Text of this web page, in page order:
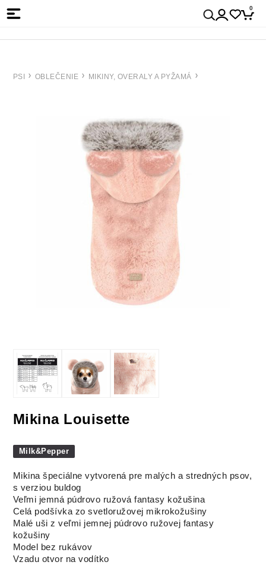
0
PSI OBLEČENIE MIKINY, OVERALY A PYŽAMÁ
Mikina Louisette
Milk&Pepper
Mikina špeciálne vytvorená pre malých a stredných psov,
s verziou buldog
Veľmi jemná púdrovo ružová fantasy kožušina
Celá podšívka zo svetloružovej mikrokožušiny
Malé uši z veľmi jemnej púdrovo ružovej fantasy
kožušiny
Model bez rukávov
Vzadu otvor na vodítko